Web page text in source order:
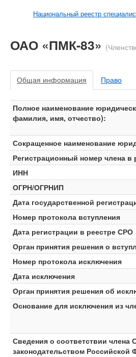
Национальный реестр
ОАО «ПМК-83»
Общая информация Право
Полное наименование
фамилия, имя, отчество):
Сокращенное наименование
Регистрационный номер члена в
ИНН
ОГРН/ОГРНИП
Дата государственной
Номер протокола вступления
Дата регистрации в реестре СРО
Орган принятия решения о
Номер протокола исключения
Дата исключения
Орган принятия решения об
Основание для исключения из
Сведения о соответствии
законодательством